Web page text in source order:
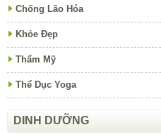
Chống Lão Hóa
Khỏe Đẹp
Thẩm Mỹ
Thể Dục Yoga
DINH DƯỠNG